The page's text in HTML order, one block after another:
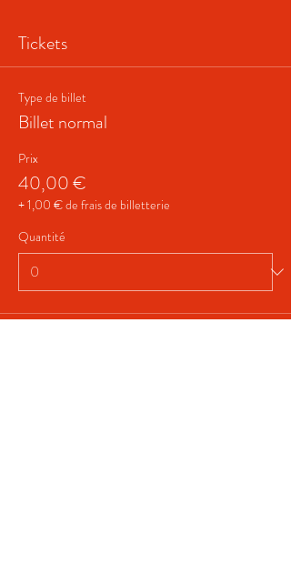
Tickets
Type de billet
Billet normal
Prix
40,00 €
+ 1,00 € de frais de billetterie
Quantité